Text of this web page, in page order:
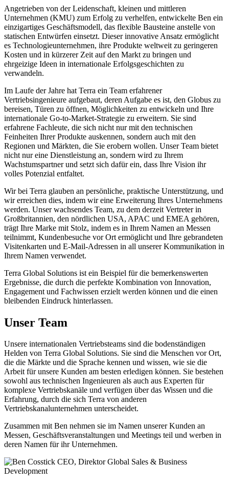
Angetrieben von der Leidenschaft, kleinen und mittleren
Unternehmen (KMU) zum Erfolg zu verhelfen, entwickelte Ben ein
einzigartiges Geschäftsmodell, das flexible Bausteine anstelle von
statischen Entwürfen einsetzt. Dieser innovative Ansatz ermöglicht
es Technologieunternehmen, ihre Produkte weltweit zu geringeren
Kosten und in kürzerer Zeit auf den Markt zu bringen und
ehrgeizige Ideen in internationale Erfolgsgeschichten zu
verwandeln.
Im Laufe der Jahre hat Terra ein Team erfahrener
Vertriebsingenieure aufgebaut, deren Aufgabe es ist, den Globus zu
bereisen, Türen zu öffnen, Möglichkeiten zu entwickeln und Ihre
internationale Go-to-Market-Strategie zu erweitern. Sie sind
erfahrene Fachleute, die sich nicht nur mit den technischen
Feinheiten Ihrer Produkte auskennen, sondern auch mit den
Regionen und Märkten, die Sie erobern wollen. Unser Team bietet
nicht nur eine Dienstleistung an, sondern wird zu Ihrem
Wachstumspartner und setzt sich dafür ein, dass Ihre Vision ihr
volles Potenzial entfaltet.
Wir bei Terra glauben an persönliche, praktische Unterstützung, und
wir erreichen dies, indem wir eine Erweiterung Ihres Unternehmens
werden. Unser wachsendes Team, zu dem derzeit Vertreter in
Großbritannien, den nördlichen USA, APAC und EMEA gehören,
trägt Ihre Marke mit Stolz, indem es in Ihrem Namen an Messen
teilnimmt, Kundenbesuche vor Ort ermöglicht und Ihre gebrandeten
Visitenkarten und E-Mail-Adressen in all unserer Kommunikation in
Ihrem Namen verwendet.
Terra Global Solutions ist ein Beispiel für die bemerkenswerten
Ergebnisse, die durch die perfekte Kombination von Innovation,
Engagement und Fachwissen erzielt werden können und die einen
bleibenden Eindruck hinterlassen.
Unser Team
Unsere internationalen Vertriebsteams sind die bodenständigen
Helden von Terra Global Solutions. Sie sind die Menschen vor Ort,
die die Märkte und die Sprache kennen und wissen, wie sie die
Arbeit für unsere Kunden am besten erledigen können. Sie bestehen
sowohl aus technischen Ingenieuren als auch aus Experten für
komplexe Vertriebskanäle und verfügen über das Wissen und die
Erfahrung, durch die sich Terra von anderen
Vertriebskanalunternehmen unterscheidet.
Zusammen mit Ben nehmen sie im Namen unserer Kunden an
Messen, Geschäftsveranstaltungen und Meetings teil und werben in
deren Namen für ihr Unternehmen.